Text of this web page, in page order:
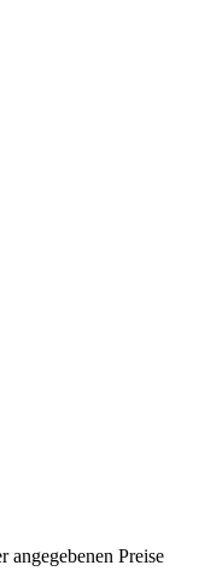
angegebenen Preise